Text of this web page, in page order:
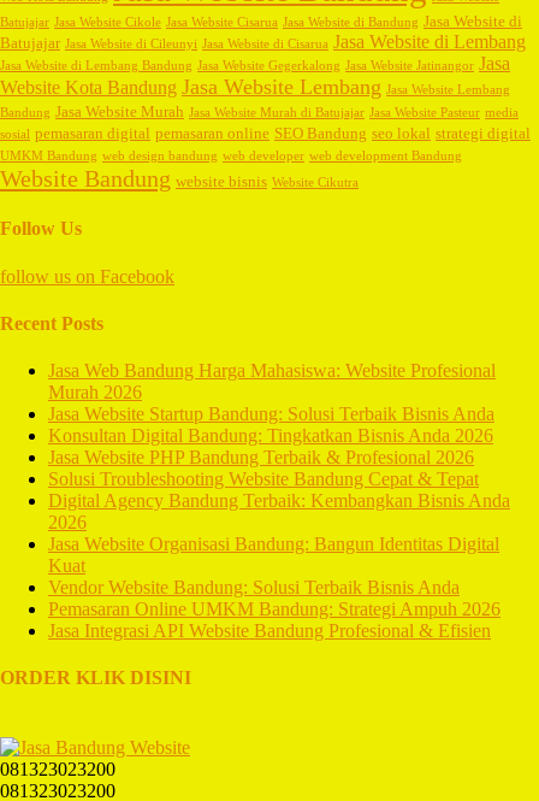
Batujajar Jasa Website Cikole Jasa Website Cisarua Jasa Website di Bandung Jasa Website di
Batujajar Jasa Website di Cileunyi Jasa Website di Cisarua Jasa Website di Lembang
Jasa Website di Lembang Bandung Jasa Website Gegerkalong Jasa Website Jatinangor Jasa
Website Kota Bandung Jasa Website Lembang Jasa Website Lembang
Bandung Jasa Website Murah Jasa Website Murah di Batujajar Jasa Website Pasteur media
sosial pemasaran digital pemasaran online SEO Bandung seo lokal strategi digital
UMKM Bandung web design bandung web developer web development Bandung
Website Bandung website bisnis Website Cikutra
Follow Us
follow us on Facebook
Recent Posts
Jasa Web Bandung Harga Mahasiswa: Website Profesional
Murah 2026
Jasa Website Startup Bandung: Solusi Terbaik Bisnis Anda
Konsultan Digital Bandung: Tingkatkan Bisnis Anda 2026
Jasa Website PHP Bandung Terbaik & Profesional 2026
Solusi Troubleshooting Website Bandung Cepat & Tepat
Digital Agency Bandung Terbaik: Kembangkan Bisnis Anda
2026
Jasa Website Organisasi Bandung: Bangun Identitas Digital
Kuat
Vendor Website Bandung: Solusi Terbaik Bisnis Anda
Pemasaran Online UMKM Bandung: Strategi Ampuh 2026
Jasa Integrasi API Website Bandung Profesional & Efisien
ORDER KLIK DISINI
081323023200
081323023200